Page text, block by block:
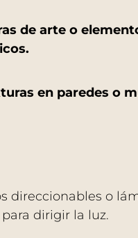
de arte o
en paredes o
direccionables o
dirigir la luz.